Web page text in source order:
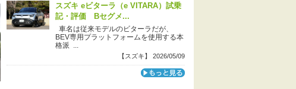
スズキ eビターラ（e VITARA）試乗
記・評価 Bセグメ...
車名は従来モデルのビターラだが、
BEV専用プラットフォームを使用する本
格派 ...
【スズキ】 2026/05/09